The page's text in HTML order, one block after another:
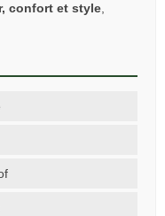
confort et style